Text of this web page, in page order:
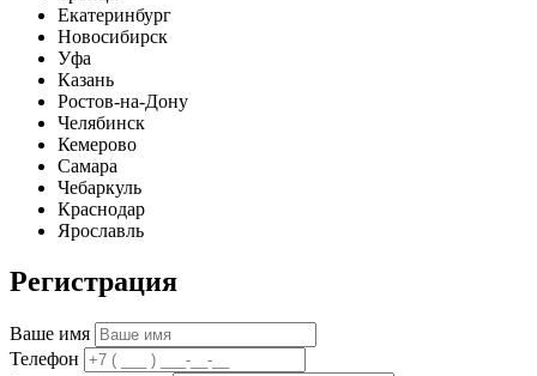
Екатеринбург
Новосибирск
Уфа
Казань
Ростов-на-Дону
Челябинск
Кемерово
Самара
Чебаркуль
Краснодар
Ярославль
Регистрация
Ваше имя
Телефон